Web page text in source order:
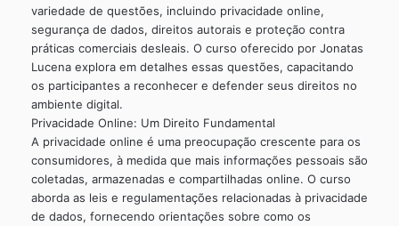
variedade de questões, incluindo privacidade online,
segurança de dados, direitos autorais e proteção contra
práticas comerciais desleais. O curso oferecido por Jonatas
Lucena explora em detalhes essas questões, capacitando
os participantes a reconhecer e defender seus direitos no
ambiente digital.
Privacidade Online: Um Direito Fundamental
A privacidade online é uma preocupação crescente para os
consumidores, à medida que mais informações pessoais são
coletadas, armazenadas e compartilhadas online. O curso
aborda as leis e regulamentações relacionadas à privacidade
de dados, fornecendo orientações sobre como os